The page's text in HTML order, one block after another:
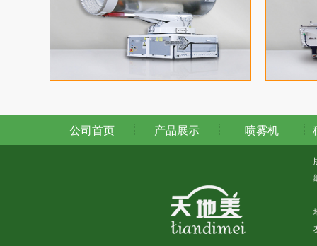
公司首页 产品展示 喷雾机